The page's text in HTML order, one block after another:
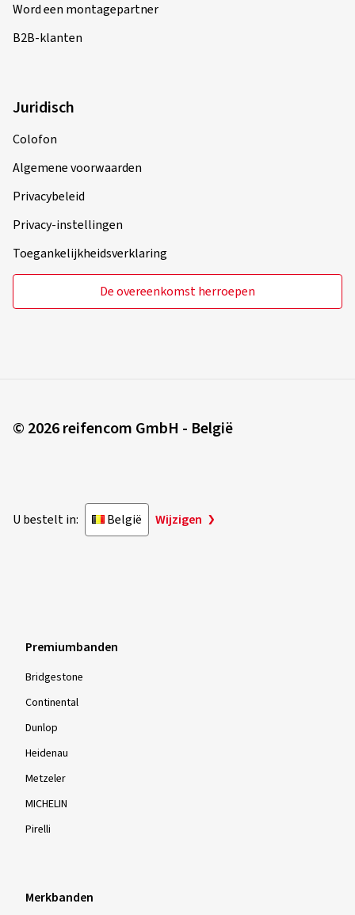
Word een montagepartner
B2B-klanten
Juridisch
Colofon
Algemene voorwaarden
Privacybeleid
Privacy-instellingen
Toegankelijkheidsverklaring
De overeenkomst herroepen
© 2026 reifencom GmbH - België
U bestelt in: België Wijzigen
Premiumbanden
Bridgestone
Continental
Dunlop
Heidenau
Metzeler
MICHELIN
Pirelli
Merkbanden